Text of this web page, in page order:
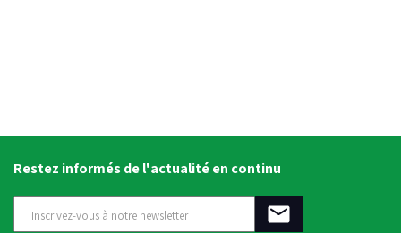
Restez informés de l'actualité en continu